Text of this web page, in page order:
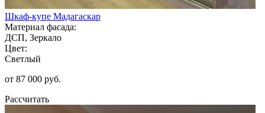
Шкаф-купе Мадагаскар
Материал фасада:
ДСП, Зеркало
Цвет:
Светлый
от 87 000 руб.
Рассчитать